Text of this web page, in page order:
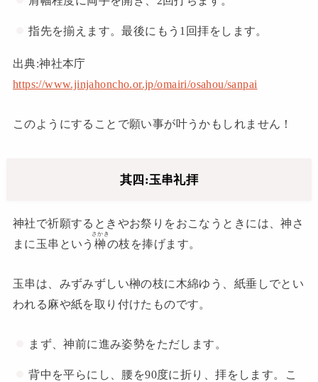
指先を揃えます。最後にもう1回拝をします。
出典:神社本庁
https://www.jinjahoncho.or.jp/omairi/osahou/sanpai
このようにすることで願い事が叶うかもしれません！
其四:玉串礼拝
神社で祈願するときやお祭りをおこなうときには、神さ
まに玉串という 榊
さかき
の枝を捧げます。
玉串は、みずみずしい榊の枝に木綿ゆう 、紙垂 しでとい
われる麻や紙を取り付けたものです。
まず、神前に進み姿勢をただします。
背中を平らにし、腰を90度に折り、拝をします。こ